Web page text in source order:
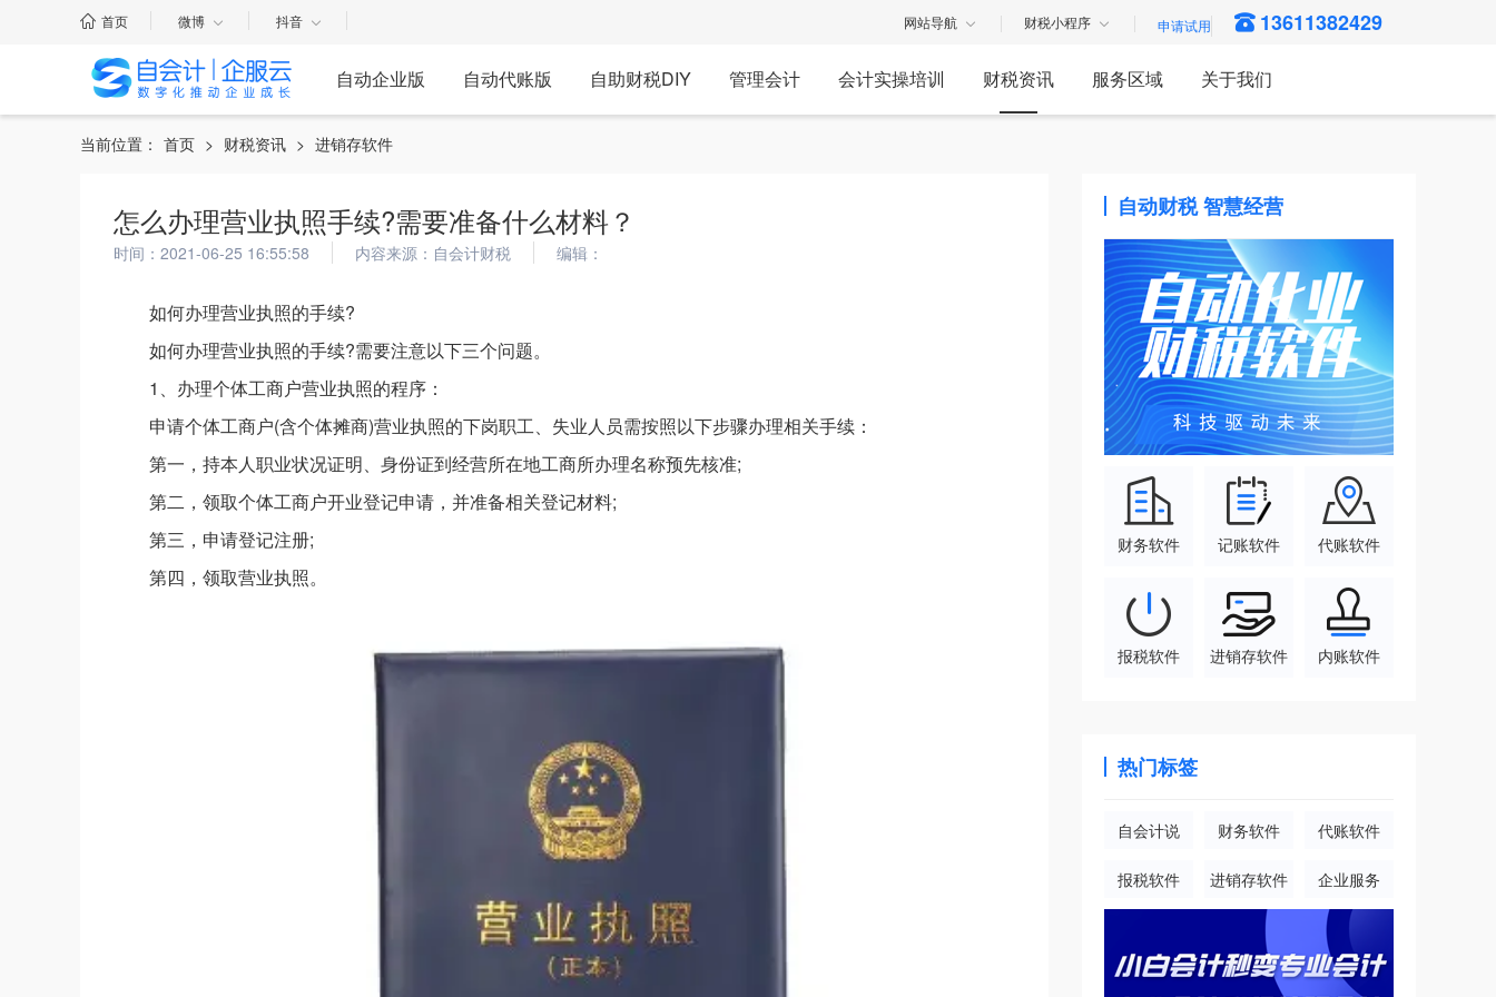
首页 微博 抖音 网站导航 财税小程序 13611382429
自动企业版 自动代账版 自助财税DIY 管理会计 会计实操培训 财税资讯 服务区域 关于我们
当前位置： 首页 > 财税资讯 > 进销存软件
怎么办理营业执照手续?需要准备什么材料？
时间：2021-06-25 16:55:58 内容来源：自会计财税 编辑：
如何办理营业执照的手续?
如何办理营业执照的手续?需要注意以下三个问题。
1、办理个体工商户营业执照的程序：
申请个体工商户(含个体摊商)营业执照的下岗职工、失业人员需按照以下步骤办理相关手续：
第一，持本人职业状况证明、身份证到经营所在地工商所办理名称预先核准;
第二，领取个体工商户开业登记申请，并准备相关登记材料;
第三，申请登记注册;
第四，领取营业执照。
自动财税 智慧经营
财务软件 记账软件 代账软件
报税软件 进销存软件 内账软件
热门标签
自会计说 财务软件 代账软件
报税软件 进销存软件 企业服务